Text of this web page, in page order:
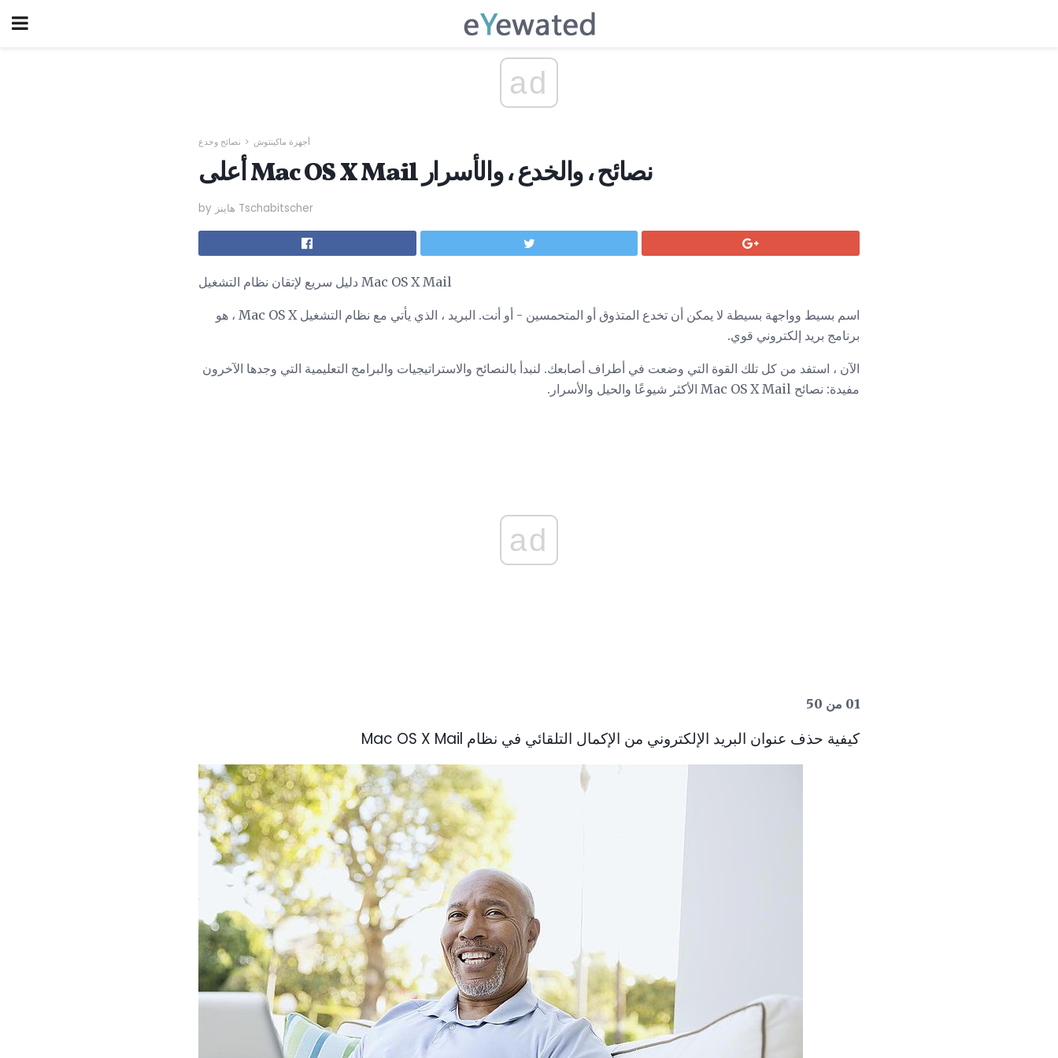
ad
أجهزة ماكينتوش نصائح وخدع
أعلى Mac OS X Mail نصائح ، والخدع ، والأسرار
by هاينز Tschabitscher
دليل سريع لإتقان نظام التشغيل Mac OS X Mail
اسم بسيط وواجهة بسيطة لا يمكن أن تخدع المتذوق أو المتحمسين - أو أنت. البريد ، الذي يأتي مع نظام التشغيل Mac OS X ، هو
برنامج بريد إلكتروني قوي.
الآن ، استفد من كل تلك القوة التي وضعت في أطراف أصابعك. لنبدأ بالنصائح والاستراتيجيات والبرامج التعليمية التي وجدها الآخرون
مفيدة: نصائح Mac OS X Mail الأكثر شيوعًا والحيل والأسرار.
ad
01 من 50
كيفية حذف عنوان البريد الإلكتروني من الإكمال التلقائي في نظام Mac OS X Mail